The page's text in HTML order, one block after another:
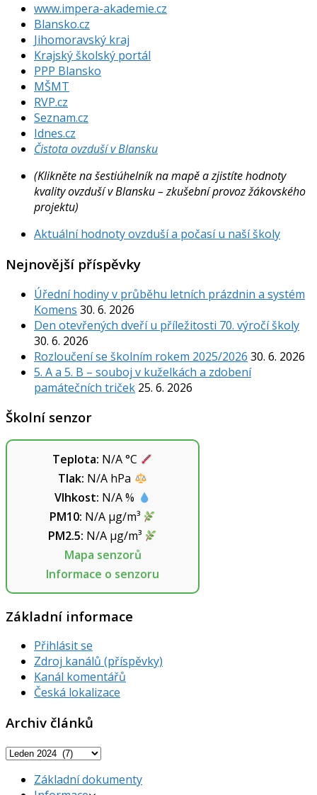
www.impera-akademie.cz
Blansko.cz
Jihomoravský kraj
Krajský školský portál
PPP Blansko
MŠMT
RVP.cz
Seznam.cz
Idnes.cz
Čistota ovzduší v Blansku
(Klikněte na šestiúhelník na mapě a zjistíte hodnoty
kvality ovzduší v Blansku – zkušební provoz žákovského
projektu)
Aktuální hodnoty ovzduší a počasí u naší školy
Nejnovější příspěvky
Úřední hodiny v průběhu letních prázdnin a systém
Komens 30. 6. 2026
Den otevřených dveří u příležitosti 70. výročí školy
30. 6. 2026
Rozloučení se školním rokem 2025/2026 30. 6. 2026
5. A a 5. B – souboj v kuželkách a zdobení
památečních triček 25. 6. 2026
Školní senzor
Teplota: N/A°C
Tlak: N/A hPa
Vlhkost: N/A%
PM10: N/Aµg/m³
PM2.5: N/Aµg/m³
Mapa senzorů
Informace o senzoru
Základní informace
Přihlásit se
Zdroj kanálů (příspěvky)
Kanál komentářů
Česká lokalizace
Archiv článků
Archiv
Základní dokumenty